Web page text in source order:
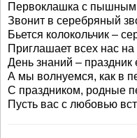
Первоклашка с
Звонит в серебряный
Бьется колокольчик –
Приглашает всех нас на
День знаний – праздник
А мы волнуемся, как в
С праздником, родные
Пусть вас с любовью